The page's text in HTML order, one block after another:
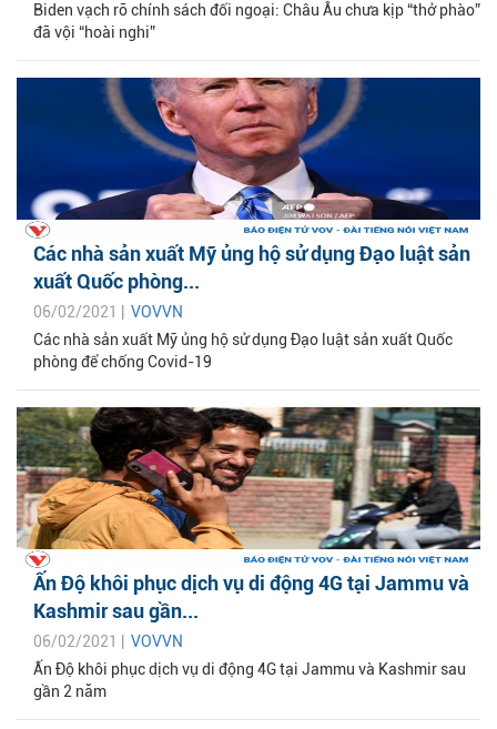
Biden vạch rõ chính sách đối ngoại: Châu Âu chưa kịp “thở phào”
đã vội “hoài nghi”
Các nhà sản xuất Mỹ ủng hộ sử dụng Đạo luật sản
xuất Quốc phòng...
06/02/2021 | VOVVN
Các nhà sản xuất Mỹ ủng hộ sử dụng Đạo luật sản xuất Quốc
phòng để chống Covid-19
Ấn Độ khôi phục dịch vụ di động 4G tại Jammu và
Kashmir sau gần...
06/02/2021 | VOVVN
Ấn Độ khôi phục dịch vụ di động 4G tại Jammu và Kashmir sau
gần 2 năm